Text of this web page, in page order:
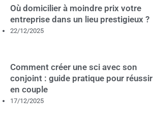
Où domicilier à moindre prix votre
entreprise dans un lieu prestigieux ?
22/12/2025
Comment créer une sci avec son
conjoint : guide pratique pour réussir
en couple
17/12/2025